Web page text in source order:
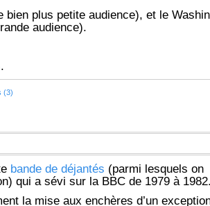
bien plus petite audience), et le
audience).
(3)
bande de déjantés (parmi lesquels on
qui a sévi sur la BBC de 1979 à 1982.
la mise aux enchères d’un